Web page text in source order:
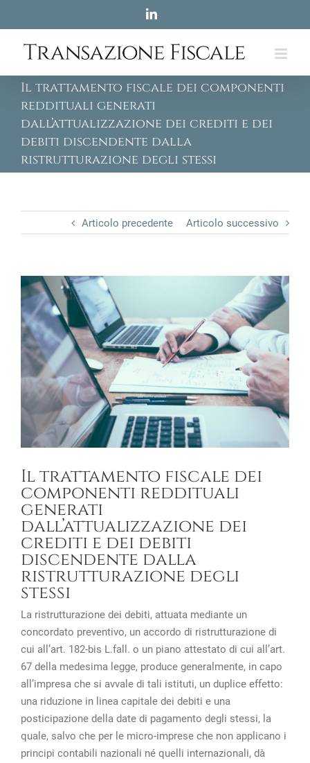
content
LinkedIn
Il trattamento fiscale dei componenti
reddituali generati
dall’attualizzazione dei crediti e dei
debiti discendente dalla
ristrutturazione degli stessi
Articolo precedente Articolo successivo
View
Larger
Image
Il trattamento fiscale dei
componenti reddituali
generati
dall’attualizzazione dei
crediti e dei debiti
discendente dalla
ristrutturazione degli
stessi
La ristrutturazione dei debiti, attuata mediante un
concordato preventivo, un accordo di ristrutturazione di
cui all’art. 182-bis L.fall. o un piano attestato di cui all’art.
67 della medesima legge, produce generalmente, in capo
all’impresa che si avvale di tali istituti, un duplice effetto:
una riduzione in linea capitale dei debiti e una
posticipazione della date di pagamento degli stessi, la
quale, salvo che per le micro-imprese che non applicano i
principi contabili nazionali né quelli internazionali, dà